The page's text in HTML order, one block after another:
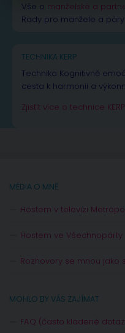
Vše o manželské a
Rady pro manžele a
TECHNIKA KERP
Technika Kognitivně
cesta k harmonii a
Zjistit více o technice KERP
MÉDIA O MNĚ
Hostem v televizi
Hostem ve Všechnopárty
Rozhovory se mnou jako
MOHLO BY VÁS ZAJÍMAT
FAQ (často kladené